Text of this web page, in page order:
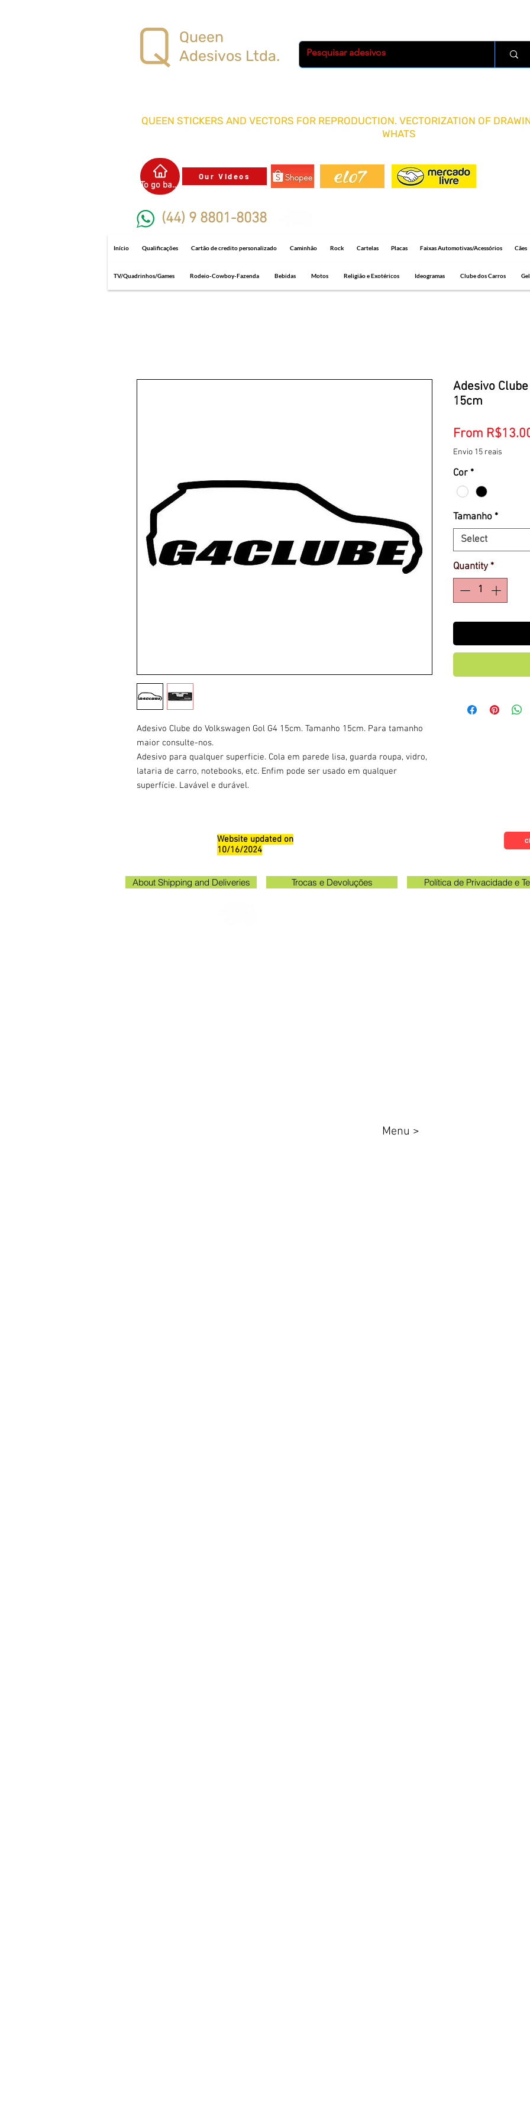
Queen
Adesivos Ltda.
QUEEN STICKERS AND VECTORS FOR REPRODUCTION. VECTORIZATION OF
WHATS
To go back
Our Videos
(44) 9 8801-8038
Início Qualificações Cartão de credito personalizado Caminhão Rock Cartelas Placas Faixas Automotivas/Acessórios Cães
TV/Quadrinhos/Games Rodeio-Cowboy-Fazenda Bebidas Motos Religião e Exotéricos Ideogramas Clube dos Carros
Adesivo Clube do Volkswagen Gol G4 15cm. Tamanho 15cm. Para tamanho
maior consulte-nos.
Adesivo para qualquer superficie. Cola em parede lisa, guarda roupa, vidro,
lataria de carro, notebooks, etc. Enfim pode ser usado em qualquer
superfície. Lavável e durável.
Adesivo
15cm
From
Envio 15 reais
Cor *
Tamanho *
Select
Quantity *
Website updated on
10/16/2024
About Shipping and Deliveries Trocas e Devoluções Política de Privacidade e
Menu >